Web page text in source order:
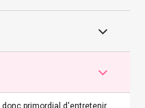
primordial d'entretenir,